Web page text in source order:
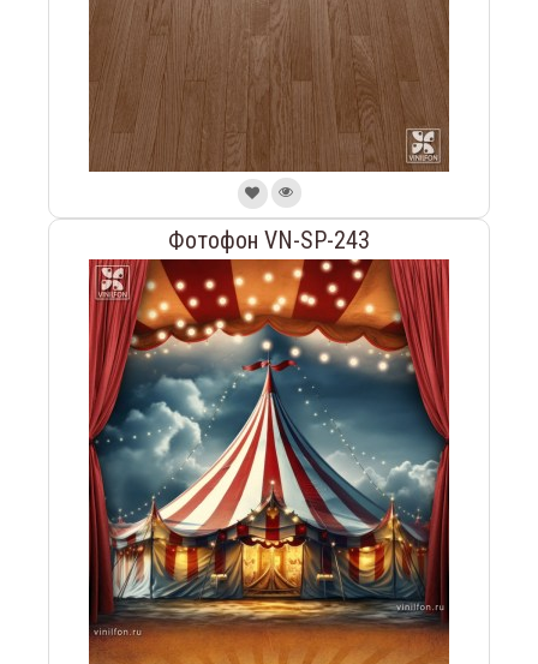
Фотофон VN-SP-243